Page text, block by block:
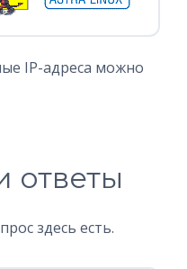
IP-адреса можно
ответы
здесь есть.